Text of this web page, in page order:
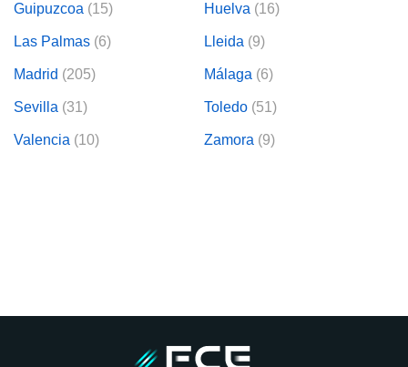
Guipuzcoa (15) Huelva (16)
Las Palmas (6) Lleida (9)
Madrid (205) Málaga (6)
Sevilla (31) Toledo (51)
Valencia (10) Zamora (9)